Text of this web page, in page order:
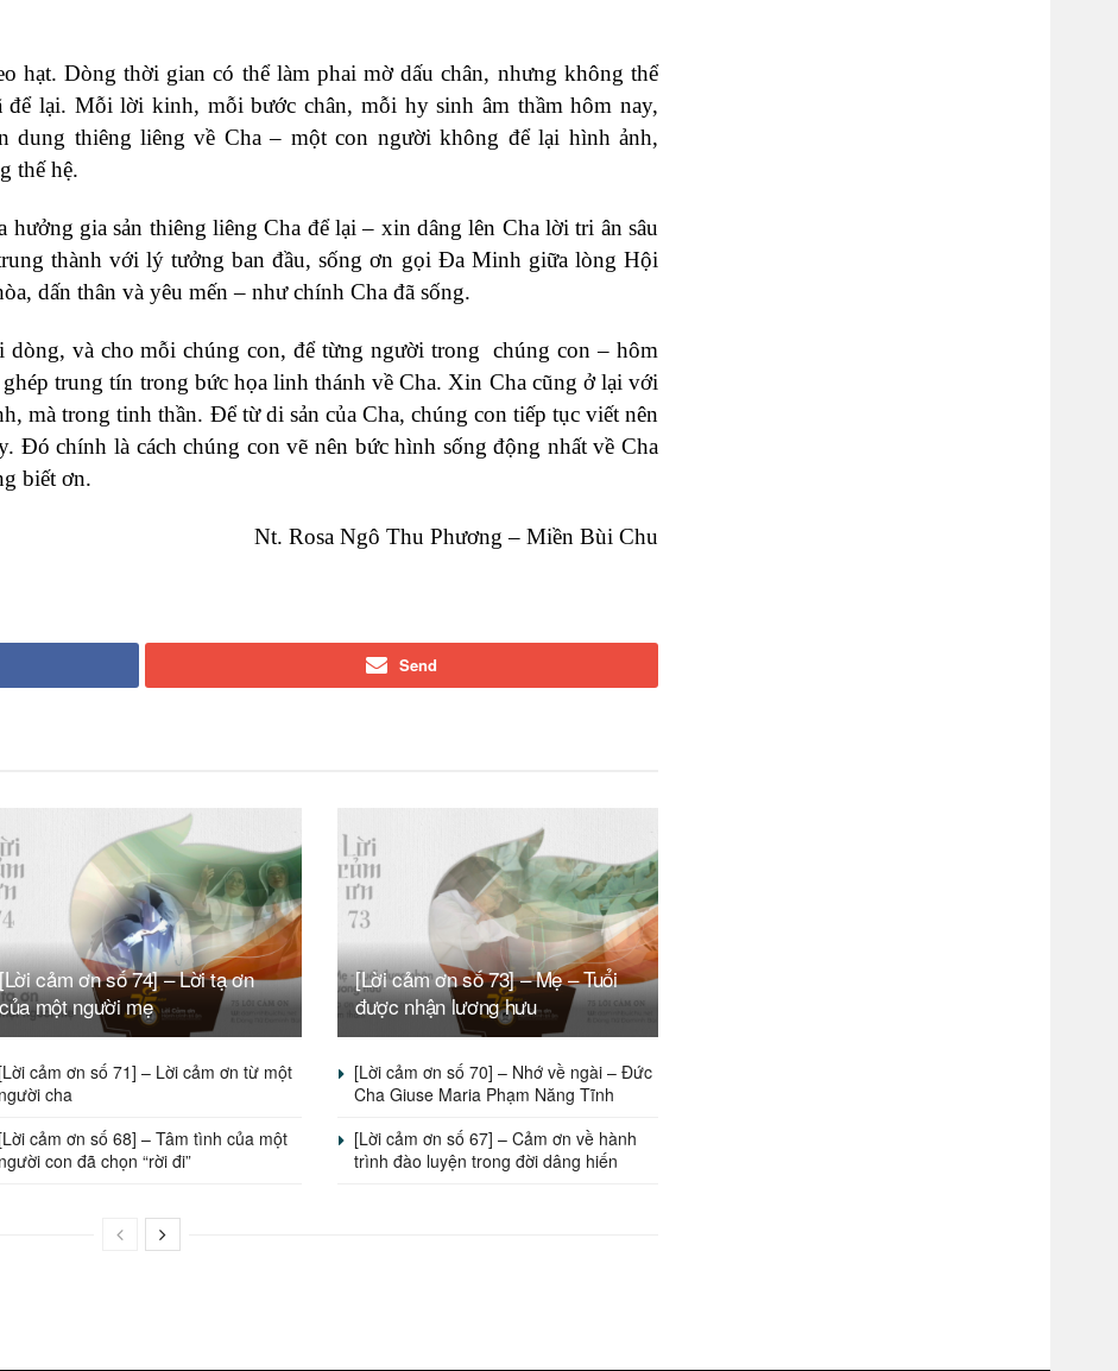
hạt. Dòng thời gian có thể làm phai mờ dấu chân, nhưng không thể
để lại. Mỗi lời kinh, mỗi bước chân, mỗi hy sinh âm thầm hôm nay,
dung thiêng liêng về Cha – một con người không để lại hình ảnh,
thế hệ.
gia sản thiêng liêng Cha để lại – xin dâng lên Cha lời tri ân sâu
thành với lý tưởng ban đầu, sống ơn gọi Đa Minh giữa lòng Hội
dấn thân và yêu mến – như chính Cha đã sống.
dòng, và cho mỗi chúng con, để từng người trong chúng con – hôm
trung tín trong bức họa linh thánh về Cha. Xin Cha cũng ở lại với
mà trong tinh thần. Để từ di sản của Cha, chúng con tiếp tục viết nên
Đó chính là cách chúng con vẽ nên bức hình sống động nhất về Cha
biết ơn.
Nt. Rosa Ngô Thu Phương – Miền Bùi Chu
Send
cảm ơn số 74] – Lời tạ ơn
một người mẹ
[Lời cảm ơn số 73] – Mẹ – Tuổi
được nhận lương hưu
cảm ơn số 71] – Lời cảm ơn từ một
người cha
[Lời cảm ơn số 70] – Nhớ về ngài – Đức
Cha Giuse Maria Phạm Năng Tĩnh
cảm ơn số 68] – Tâm tình của một
người con đã chọn “rời đi”
[Lời cảm ơn số 67] – Cảm ơn về hành
trình đào luyện trong đời dâng hiến